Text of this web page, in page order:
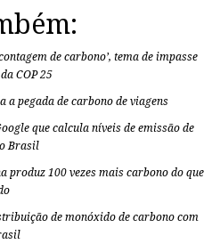
de carbono’, tema de impasse
COP 25
a pegada de carbono de viagens
que calcula níveis de emissão de
Brasil
produz 100 vezes mais carbono do que
de monóxido de carbono com